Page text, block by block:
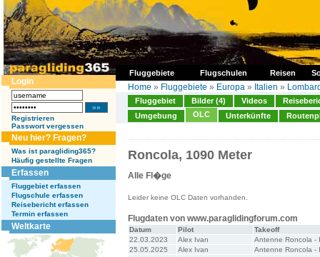
Fluggebiete Flugschulen Reisen
Login
Registrieren
Passwort vergessen
Neu hier? Fragen?
Was ist paragliding365?
Häufig gestellte Fragen
Erfassen
Fluggebiet erfassen
Flugschule erfassen
Reisebericht erfassen
Termin erfassen
Weltkarte
Home » Fluggebiete » Europa » Italien »
Fluggebiet Bilder (4) Videos
Umgebung
OLC Unterkünfte
Roncola, 1090 Meter
Alle Fl�ge
Leider keine OLC Daten vorhanden.
Flugdaten von www.paraglidingforum.com
Datum Pilot
Takeoff
22.03.2023
Alex Ivan
Antenne Roncola -
25.05.2025
Alex Ivan
Antenne Roncola -